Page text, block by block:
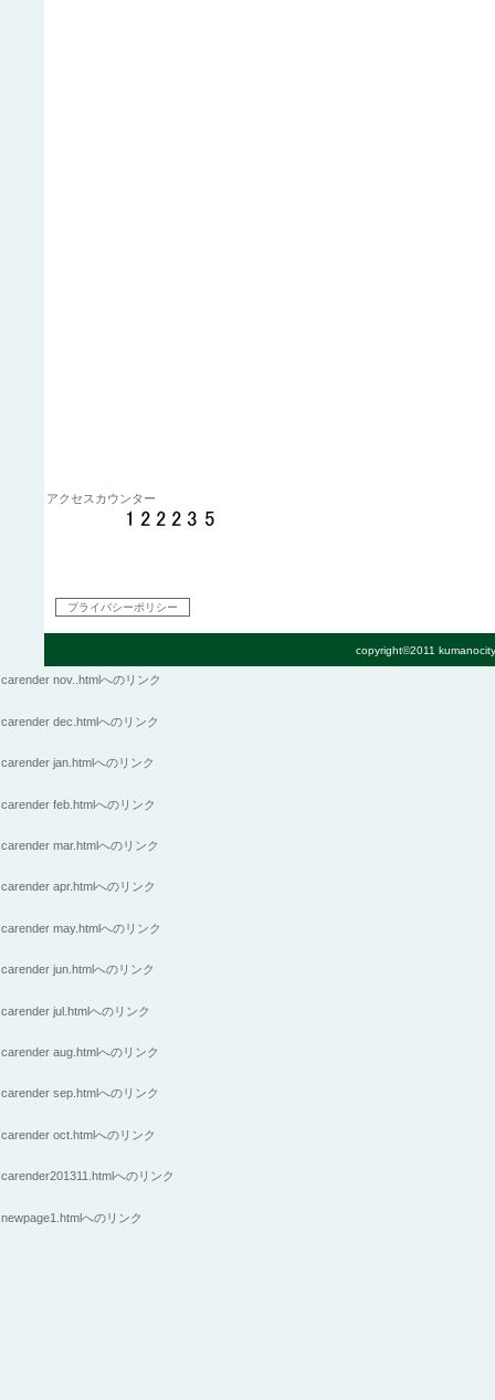
アクセスカウンター
copyright©2011
プライバシーポリシー
carender nov..htmlへのリンク
carender dec.htmlへのリンク
carender jan.htmlへのリンク
carender feb.htmlへのリンク
carender mar.htmlへのリンク
carender apr.htmlへのリンク
carender may.htmlへのリンク
carender jun.htmlへのリンク
carender jul.htmlへのリンク
carender aug.htmlへのリンク
carender sep.htmlへのリンク
carender oct.htmlへのリンク
carender201311.htmlへのリンク
newpage1.htmlへのリンク